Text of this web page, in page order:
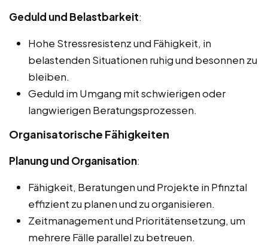
Geduld und Belastbarkeit:
Hohe Stressresistenz und Fähigkeit, in
belastenden Situationen ruhig und besonnen zu
bleiben.
Geduld im Umgang mit schwierigen oder
langwierigen Beratungsprozessen.
Organisatorische Fähigkeiten
Planung und Organisation:
Fähigkeit, Beratungen und Projekte in Pfinztal
effizient zu planen und zu organisieren.
Zeitmanagement und Prioritätensetzung, um
mehrere Fälle parallel zu betreuen.